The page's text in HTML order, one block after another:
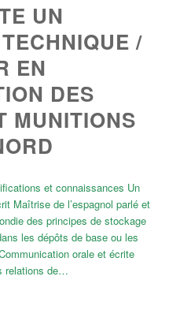
UN
/
EN
DES
MUNITIONS
et connaissances Un
Maîtrise de l’espagnol parlé et
des principes de stockage
les dépôts de base ou les
orale et écrite
relations de…